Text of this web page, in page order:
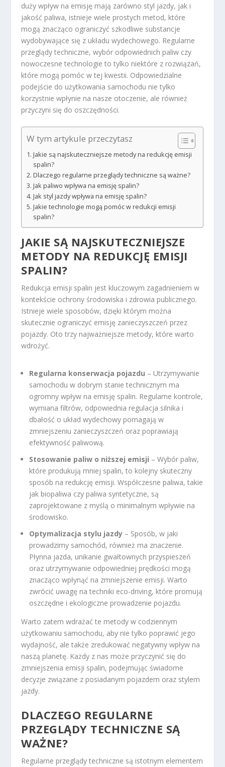
duży wpływ na emisję mają zarówno styl jazdy, jak i
jakość paliwa, istnieje wiele prostych metod, które
mogą znacząco ograniczyć szkodliwe substancje
wydobywające się z układu wydechowego. Regularne
przeglądy techniczne, wybór odpowiednich paliw czy
nowoczesne technologie to tylko niektóre z rozwiązań,
które mogą pomóc w tej kwestii. Odpowiedzialne
podejście do użytkowania samochodu nie tylko
korzystnie wpłynie na nasze otoczenie, ale również
przyczyni się do oszczędności.
W tym artykule przeczytasz
Jakie są najskuteczniejsze metody na redukcję emisji
spalin?
Dlaczego regularne przeglądy techniczne są ważne?
Jak paliwo wpływa na emisję spalin?
Jak styl jazdy wpływa na emisję spalin?
Jakie technologie mogą pomóc w redukcji emisji
spalin?
JAKIE SĄ NAJSKUTECZNIEJSZE
METODY NA REDUKCJĘ EMISJI
SPALIN?
Redukcja emisji spalin jest kluczowym zagadnieniem w
kontekście ochrony środowiska i zdrowia publicznego.
Istnieje wiele sposobów, dzięki którym można
skutecznie ograniczyć emisję zanieczyszczeń przez
pojazdy. Oto trzy najważniejsze metody, które warto
wdrożyć.
Regularna konserwacja pojazdu – Utrzymywanie
samochodu w dobrym stanie technicznym ma
ogromny wpływ na emisję spalin. Regularne kontrole,
wymiana filtrów, odpowiednia regulacja silnika i
dbałość o układ wydechowy pomagają w
zmniejszeniu zanieczyszczeń oraz poprawiają
efektywność paliwową.
Stosowanie paliw o niższej emisji – Wybór paliw,
które produkują mniej spalin, to kolejny skuteczny
sposób na redukcję emisji. Współczesne paliwa, takie
jak biopaliwa czy paliwa syntetyczne, są
zaprojektowane z myślą o minimalnym wpływie na
środowisko.
Optymalizacja stylu jazdy – Sposób, w jaki
prowadzimy samochód, również ma znaczenie.
Płynna jazda, unikanie gwałtownych przyspieszeń
oraz utrzymywanie odpowiedniej prędkości mogą
znacząco wpłynąć na zmniejszenie emisji. Warto
zwrócić uwagę na techniki eco-driving, które promują
oszczędne i ekologiczne prowadzenie pojazdu.
Warto zatem wdrażać te metody w codziennym
użytkowaniu samochodu, aby nie tylko poprawić jego
wydajność, ale także zredukować negatywny wpływ na
naszą planetę. Każdy z nas może przyczynić się do
zmniejszenia emisji spalin, podejmując świadome
decyzje związane z posiadanym pojazdem oraz stylem
jazdy.
DLACZEGO REGULARNE
PRZEGLĄDY TECHNICZNE SĄ
WAŻNE?
Regularne przeglądy techniczne są istotnym elementem